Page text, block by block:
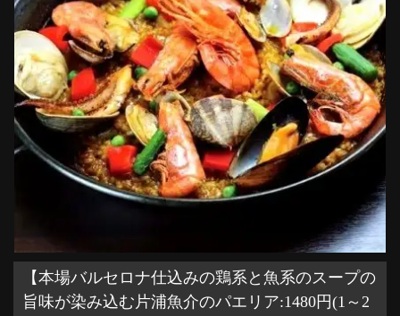
【本場バルセロナ仕込みの鶏系と魚系のスープの
旨味が染み込む片浦魚介のパエリア:1480円(1～2